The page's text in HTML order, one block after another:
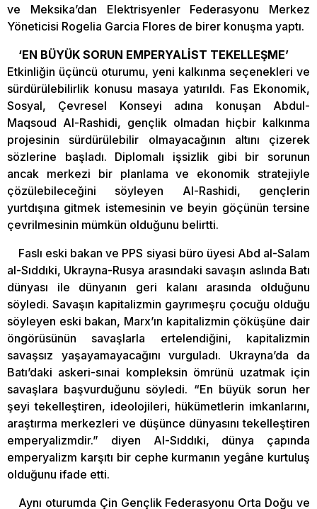
ve Meksika’dan Elektrisyenler Federasyonu Merkez
Yöneticisi Rogelia Garcia Flores de birer konuşma yaptı.
‘EN BÜYÜK SORUN EMPERYALİST TEKELLEŞME’
Etkinliğin üçüncü oturumu, yeni kalkınma seçenekleri ve
sürdürülebilirlik konusu masaya yatırıldı. Fas Ekonomik,
Sosyal, Çevresel Konseyi adına konuşan Abdul-
Maqsoud Al-Rashidi, gençlik olmadan hiçbir kalkınma
projesinin sürdürülebilir olmayacağının altını çizerek
sözlerine başladı. Diplomalı işsizlik gibi bir sorunun
ancak merkezi bir planlama ve ekonomik stratejiyle
çözülebileceğini söyleyen Al-Rashidi, gençlerin
yurtdışına gitmek istemesinin ve beyin göçünün tersine
çevrilmesinin mümkün olduğunu belirtti.
Faslı eski bakan ve PPS siyasi büro üyesi Abd al-Salam
al-Sıddıki, Ukrayna-Rusya arasındaki savaşın aslında Batı
dünyası ile dünyanın geri kalanı arasında olduğunu
söyledi. Savaşın kapitalizmin gayrımeşru çocuğu olduğu
söyleyen eski bakan, Marx’ın kapitalizmin çöküşüne dair
öngörüsünün savaşlarla ertelendiğini, kapitalizmin
savaşsız yaşayamayacağını vurguladı. Ukrayna’da da
Batı’daki askeri-sınai kompleksin ömrünü uzatmak için
savaşlara başvurduğunu söyledi. “En büyük sorun her
şeyi tekelleştiren, ideolojileri, hükümetlerin imkanlarını,
araştırma merkezleri ve düşünce dünyasını tekelleştiren
emperyalizmdir.” diyen Al-Sıddıki, dünya çapında
emperyalizm karşıtı bir cephe kurmanın yegâne kurtuluş
olduğunu ifade etti.
Aynı oturumda Çin Gençlik Federasyonu Orta Doğu ve